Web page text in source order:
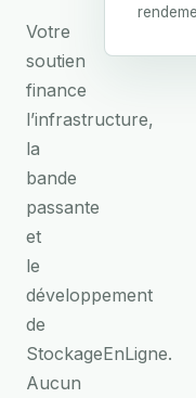
Votre
soutien
finance
l’infrastructure,
la
bande
passante
et
le
développement
de
StockageEnLigne.
Aucun